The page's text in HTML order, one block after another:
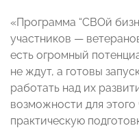
«Программа “СВОй
участников —
есть огромный
не ждут, а готовы
работать над их
возможности для
практическую